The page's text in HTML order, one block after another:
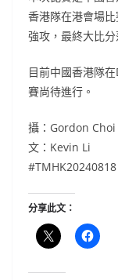
香港隊在港會場
強攻，最終大比分
目前中國香港隊
賽尚待進行。
攝：Gordon Choi
文：Kevin Li
#TMHK20240818
分享此文：